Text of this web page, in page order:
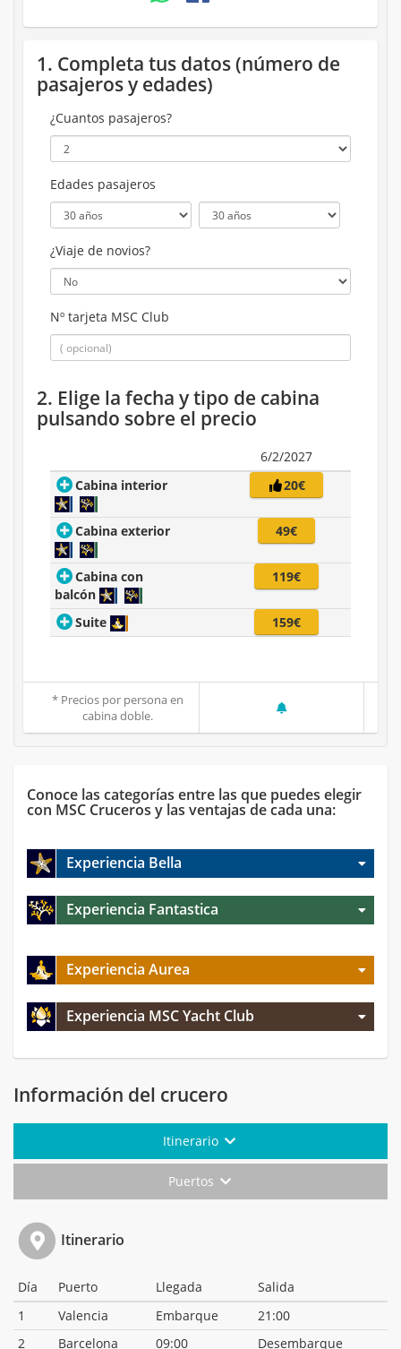
1. Completa tus datos (número de
pasajeros y edades)
¿Cuantos pasajeros?
Edades pasajeros
¿Viaje de novios?
Nº tarjeta MSC Club
2. Elige la fecha y tipo de cabina
pulsando sobre el precio
6/2/2027
Cabina interior
20€
Cabina exterior 49€
Cabina con
balcón
119€
Suite 159€
* Precios por persona en
cabina doble.
Conoce las categorías entre las que puedes elegir
con MSC Cruceros y las ventajas de cada una:
Experiencia Bella
Experiencia Fantastica
Experiencia Aurea
Experiencia MSC Yacht Club
Información del crucero
Itinerario
Puertos
Itinerario
Día Puerto Llegada
Salida
1
Valencia Embarque
21:00
2
Barcelona 09:00 Desembarque